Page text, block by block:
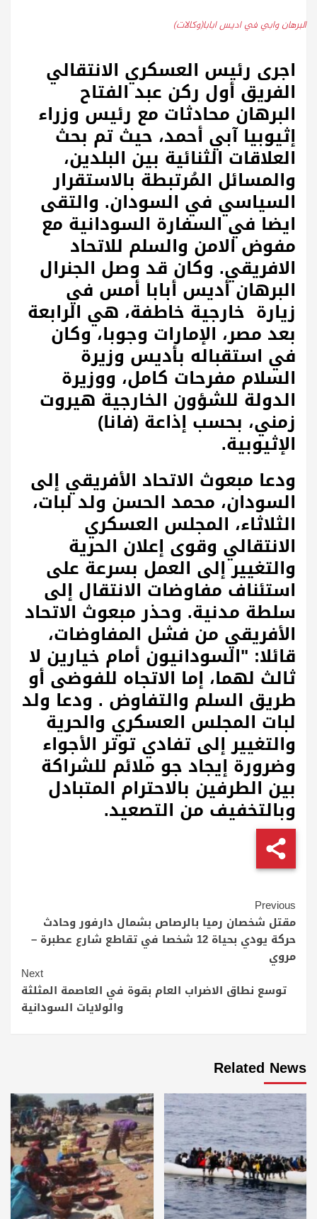
البرهان وابي في اديس ابابا(وكالات)
اجرى رئيس العسكري الانتقالي
الفريق أول ركن عبد الفتاح
البرهان محادثات مع رئيس وزراء
إثيوبيا آبي أحمد، حيث تم بحث
العلاقات الثنائية بين البلدين،
والمسائل المُرتبطة بالاستقرار
السياسي في السودان. والتقى
ايضا في السفارة السودانية مع
مفوض الامن والسلم للاتحاد
الافريقي. وكان قد وصل الجنرال
البرهان أديس أبابا أمس في
زيارة خارجية خاطفة، هي الرابعة
بعد مصر، الإمارات وجوبا، وكان
في استقباله بأديس وزيرة
السلام مفرحات كامل، ووزيرة
الدولة للشؤون الخارجية هيروت
زمني، بحسب إذاعة (فانا)
الإثيوبية.
ودعا مبعوث الاتحاد الأفريقي إلى
السودان، محمد الحسن ولد لبات،
الثلاثاء، المجلس العسكري
الانتقالي وقوى إعلان الحرية
والتغيير إلى العمل بسرعة على
استئناف مفاوضات الانتقال إلى
سلطة مدنية. وحذر مبعوث الاتحاد
الأفريقي من فشل المفاوضات،
قائلا: "السودانيون أمام خيارين لا
ثالث لهما، إما الاتجاه للفوضى أو
طريق السلم والتفاوض . ودعا ولد
لبات المجلس العسكري والحرية
والتغيير إلى تفادي توتر الأجواء
وضرورة إيجاد جو ملائم للشراكة
بين الطرفين بالاحترام المتبادل
وبالتخفيف من التصعيد.
Continue
Reading
Previous
مقتل شخصان رميا بالرصاص بشمال دارفور وحادث
حركة يودي بحياة 12 شخصا في تقاطع شارع عطبرة –
مروي
Next
توسع نطاق الاضراب العام بقوة في العاصمة المثلثة
والولايات السودانية
Related News